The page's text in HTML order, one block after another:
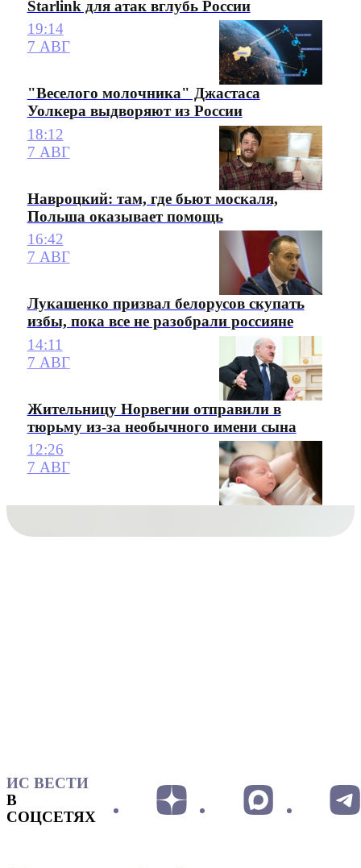
Starlink для атак вглубь России
19:14
7 АВГ
"Веселого молочника" Джастаса
Уолкера выдворяют из России
18:12
7 АВГ
Навроцкий: там, где бьют москаля,
Польша оказывает помощь
16:42
7 АВГ
Лукашенко призвал белорусов скупать
избы, пока все не разобрали россияне
14:11
7 АВГ
Жительницу Норвегии отправили в
тюрьму из-за необычного имени сына
12:26
7 АВГ
ИС ВЕСТИ
В
СОЦСЕТЯХ